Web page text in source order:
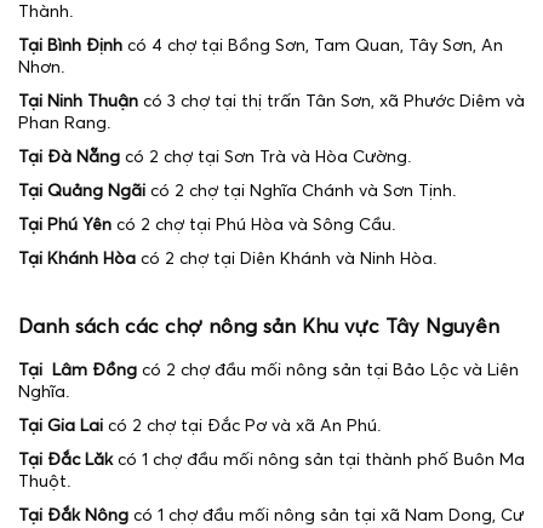
Thành.
Tại Bình Định có 4 chợ tại Bồng Sơn, Tam Quan, Tây Sơn, An
Nhơn.
Tại Ninh Thuận có 3 chợ tại thị trấn Tân Sơn, xã Phước Diêm và
Phan Rang.
Tại Đà Nẵng có 2 chợ tại Sơn Trà và Hòa Cường.
Tại Quảng Ngãi có 2 chợ tại Nghĩa Chánh và Sơn Tịnh.
Tại Phú Yên có 2 chợ tại Phú Hòa và Sông Cầu.
Tại Khánh Hòa có 2 chợ tại Diên Khánh và Ninh Hòa.
Danh sách các chợ nông sản Khu vực Tây Nguyên
Tại Lâm Đồng có 2 chợ đầu mối nông sản tại Bảo Lộc và Liên
Nghĩa.
Tại Gia Lai có 2 chợ tại Đắc Pơ và xã An Phú.
Tại Đắc Lăkcó 1 chợ đầu mối nông sản tại thành phố Buôn Ma
Thuột.
Tại Đắk Nông có 1 chợ đầu mối nông sản tại xã Nam Dong, Cư